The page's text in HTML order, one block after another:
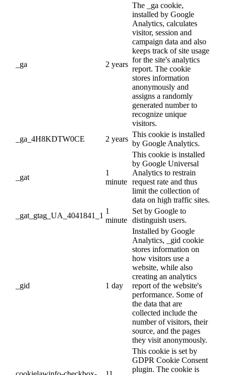
_ga 2 years
The _ga cookie,
installed by Google
Analytics, calculates
visitor, session and
campaign data and also
keeps track of site usage
for the site's analytics
report. The cookie
stores information
anonymously and
assigns a randomly
generated number to
recognize unique
visitors.
_ga_4H8KDTW0CE
2 years
This cookie is installed
by Google Analytics.
_gat
1
minute
This cookie is installed
by Google Universal
Analytics to restrain
request rate and thus
limit the collection of
data on high traffic sites.
_gat_gtag_UA_4041841_1
1
minute
Set by Google to
distinguish users.
_gid 1 day
Installed by Google
Analytics, _gid cookie
stores information on
how visitors use a
website, while also
creating an analytics
report of the website's
performance. Some of
the data that are
collected include the
number of visitors, their
source, and the pages
they visit anonymously.
This cookie is set by
GDPR Cookie Consent
plugin. The cookie is